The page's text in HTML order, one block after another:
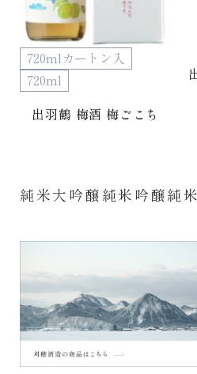
720mlカートン入
720ml
出羽鶴 梅酒 梅ごこち
純米大吟醸純米吟醸純